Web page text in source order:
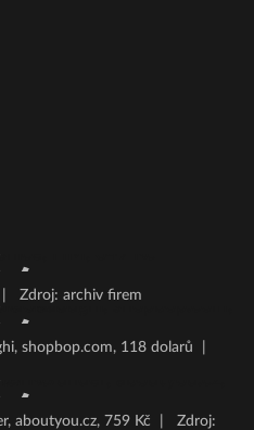
Zdroj: archiv firem
shopbop.com, 118 dolarů
aboutyou.cz, 759 Kč
Zdroj: